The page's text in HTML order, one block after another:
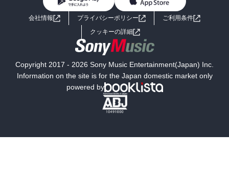
ライトノベル 男子向けラノベ
小説
海外小説
ミステリー SF
文学
よくあるご質問 お問い合わせ
会社情報 プライバシーポリシー
ご利用条件
クッキーの詳細
Copyright 2017 - 2026 Sony Music Entertainment(Japan) Inc.
Information on the site is for the Japan domestic market only
powered by